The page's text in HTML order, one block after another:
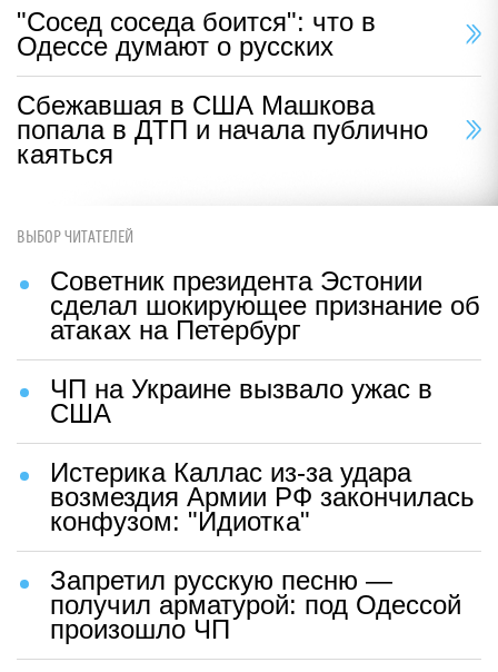
"Сосед соседа боится": что в
Одессе думают о русских
Сбежавшая в США Машкова
попала в ДТП и начала публично
каяться
ВЫБОР ЧИТАТЕЛЕЙ
Советник президента Эстонии
сделал шокирующее признание об
атаках на Петербург
ЧП на Украине вызвало ужас в
США
Истерика Каллас из-за удара
возмездия Армии РФ закончилась
конфузом: "Идиотка"
Запретил русскую песню —
получил арматурой: под Одессой
произошло ЧП